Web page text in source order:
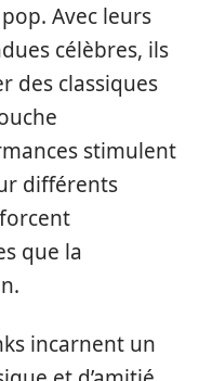
Avec leurs
célèbres, ils
des classiques
stimulent
différents
que la
incarnent un